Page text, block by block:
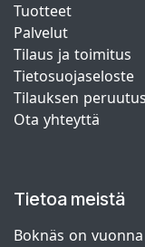
Tuotteet
Palvelut
Tilaus ja toimitus
Tietosuojaseloste
Tilauksen peruutus
Ota yhteyttä
Tietoa meistä
Boknäs on